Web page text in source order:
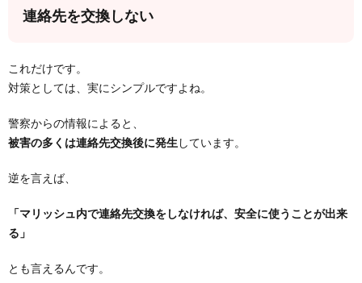
連絡先を交換しない
これだけです。
対策としては、実にシンプルですよね。
警察からの情報によると、
被害の多くは連絡先交換後に発生 しています。
逆を言えば、
「マリッシュ内で連絡先交換をしなければ、安全に使うことが出来
る」
とも言えるんです。